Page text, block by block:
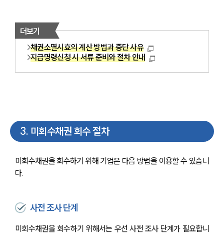
더보기
채권소멸시효의 계산 방법과 중단 사유
지급명령신청 시 서류 준비와 절차 안내
3. 미회수채권 회수 절차
미회수채권을 회수하기 위해 기업은 다음 방법을 이용할 수 있습니
다.
사전 조사 단계
미회수채권을 회수하기 위해서는 우선 사전 조사 단계가 필요합니